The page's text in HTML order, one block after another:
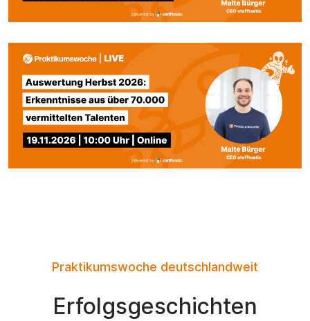
Praktikumswoche deutschlandweit
Erfolgsgeschichten